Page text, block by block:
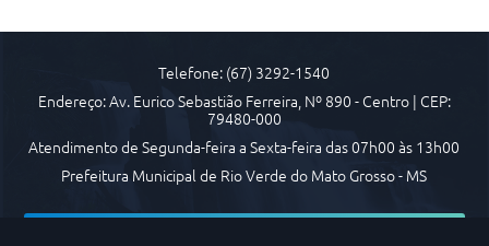
Telefone: (67) 3292-1540
Endereço: Av. Eurico Sebastião Ferreira, Nº 890 - Centro | CEP:
79480-000
Atendimento de Segunda-feira a Sexta-feira das 07h00 às 13h00
Prefeitura Municipal de Rio Verde do Mato Grosso - MS